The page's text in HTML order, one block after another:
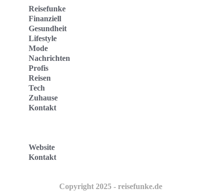
Reisefunke
Finanziell
Gesundheit
Lifestyle
Mode
Nachrichten
Profis
Reisen
Tech
Zuhause
Kontakt
Website
Kontakt
Copyright 2025 - reisefunke.de